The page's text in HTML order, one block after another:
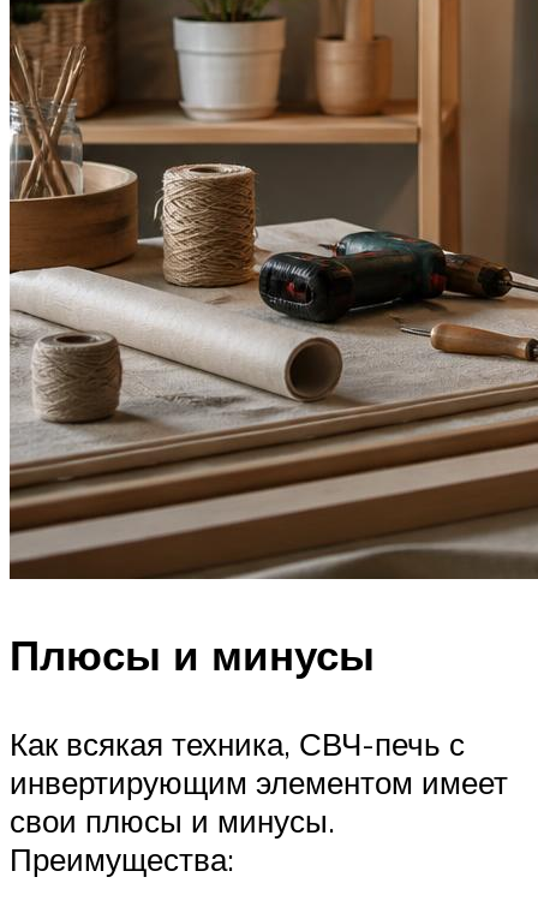
Плюсы и минусы
Как всякая техника, СВЧ-печь с
инвертирующим элементом имеет
свои плюсы и минусы.
Преимущества: